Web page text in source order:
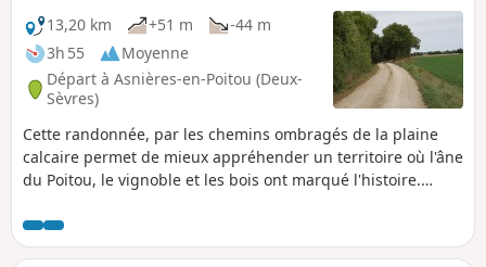
13,20 km
+51 m
-44 m
3h 55
Moyenne
Départ à Asnières-en-Poitou (Deux-
Sèvres)
Cette randonnée, par les chemins ombragés de la plaine
calcaire permet de mieux appréhender un territoire où l'âne
du Poitou, le vignoble et les bois ont marqué l'histoire.
randonnée : appelées "cantines", ces maisonnettes étaient
utilisées jadis pour s’y restaurer et ranger les outils.